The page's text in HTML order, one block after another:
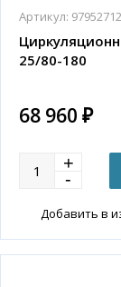
Артикул:
25/80-180
68 960 ₽
Добавить в